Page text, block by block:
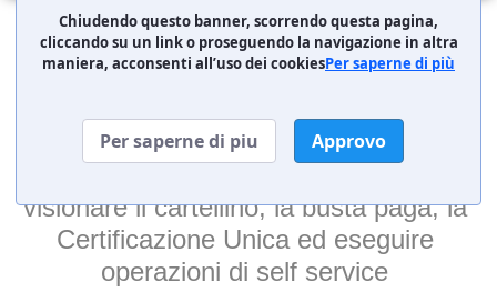
Home
Portale del Dipendente
Benvenuto nel portale del dipendente.
visionare il cartellino, la busta paga, la
Certificazione Unica ed eseguire
operazioni di self service
Chiudendo questo banner, scorrendo questa pagina,
cliccando su un link o proseguendo la navigazione in altra
maniera, acconsenti all’uso dei cookiesPer saperne di più
Per saperne di piu Approvo